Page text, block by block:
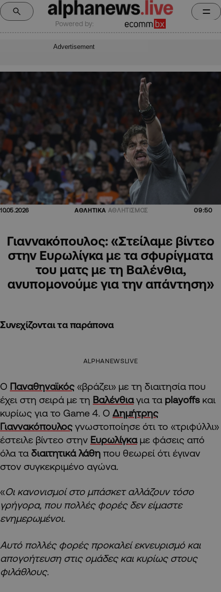
Powered by:
Advertisement
10.05.2026 ΑΘΛΗΤΙΚΑ ΑΘΛΗΤΙΣΜΟΣ 09:50
Γιαννακόπουλος: «Στείλαμε βίντεο
στην Ευρωλίγκα με τα σφυρίγματα
του ματς με τη Βαλένθια,
ανυπομονούμε για την απάντηση»
Συνεχίζονται τα παράπονα
ALPHANEWSLIVE
Ο Παναθηναϊκός «βράζει» με τη διαιτησία που
έχει στη σειρά με τη Βαλένθιαγια τα playoffs και
κυρίως για το Game 4. Ο Δημήτρης
Γιαννακόπουλος γνωστοποίησε ότι το «τριφύλλι»
έστειλε βίντεο στην Ευρωλίγκα με φάσεις από
όλα τα διαιτητικά λάθη που θεωρεί ότι έγιναν
στον συγκεκριμένο αγώνα.
«Οι κανονισμοί στο μπάσκετ αλλάζουν τόσο
γρήγορα, που πολλές φορές δεν είμαστε
ενημερωμένοι.
Αυτό πολλές φορές προκαλεί εκνευρισμό και
απογοήτευση στις ομάδες και κυρίως στους
φιλάθλους.